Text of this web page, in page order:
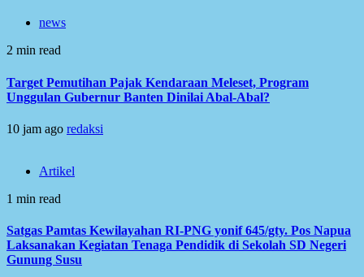
news
2 min read
Target Pemutihan Pajak Kendaraan Meleset, Program
Unggulan Gubernur Banten Dinilai Abal-Abal?
10 jam ago redaksi
Artikel
1 min read
Satgas Pamtas Kewilayahan RI-PNG yonif 645/gty. Pos Napua
Laksanakan Kegiatan Tenaga Pendidik di Sekolah SD Negeri
Gunung Susu